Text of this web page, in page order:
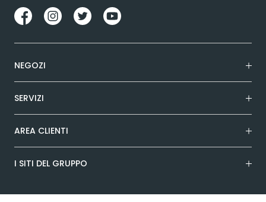
NEGOZI
SERVIZI
AREA CLIENTI
I SITI DEL GRUPPO